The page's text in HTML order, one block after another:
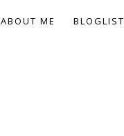
ABOUT ME BLOGLIST